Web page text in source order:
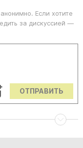
Если хотите
за дискуссией —
ОТПРАВИТЬ